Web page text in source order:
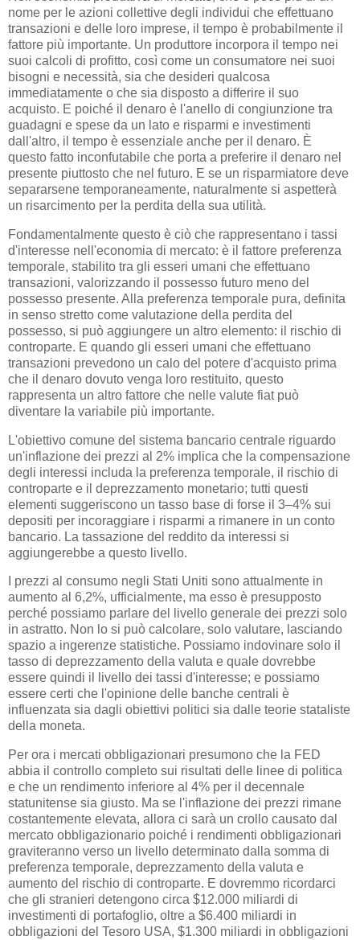
nome per le azioni collettive degli individui che effettuano
transazioni e delle loro imprese, il tempo è probabilmente il
fattore più importante. Un produttore incorpora il tempo nei
suoi calcoli di profitto, così come un consumatore nei suoi
bisogni e necessità, sia che desideri qualcosa
immediatamente o che sia disposto a differire il suo
acquisto. E poiché il denaro è l'anello di congiunzione tra
guadagni e spese da un lato e risparmi e investimenti
dall'altro, il tempo è essenziale anche per il denaro. È
questo fatto inconfutabile che porta a preferire il denaro nel
presente piuttosto che nel futuro. E se un risparmiatore deve
separarsene temporaneamente, naturalmente si aspetterà
un risarcimento per la perdita della sua utilità.
Fondamentalmente questo è ciò che rappresentano i tassi
d'interesse nell'economia di mercato: è il fattore preferenza
temporale, stabilito tra gli esseri umani che effettuano
transazioni, valorizzando il possesso futuro meno del
possesso presente. Alla preferenza temporale pura, definita
in senso stretto come valutazione della perdita del
possesso, si può aggiungere un altro elemento: il rischio di
controparte. E quando gli esseri umani che effettuano
transazioni prevedono un calo del potere d'acquisto prima
che il denaro dovuto venga loro restituito, questo
rappresenta un altro fattore che nelle valute fiat può
diventare la variabile più importante.
L'obiettivo comune del sistema bancario centrale riguardo
un'inflazione dei prezzi al 2% implica che la compensazione
degli interessi includa la preferenza temporale, il rischio di
controparte e il deprezzamento monetario; tutti questi
elementi suggeriscono un tasso base di forse il 3–4% sui
depositi per incoraggiare i risparmi a rimanere in un conto
bancario. La tassazione del reddito da interessi si
aggiungerebbe a questo livello.
I prezzi al consumo negli Stati Uniti sono attualmente in
aumento al 6,2%, ufficialmente, ma esso è presupposto
perché possiamo parlare del livello generale dei prezzi solo
in astratto. Non lo si può calcolare, solo valutare, lasciando
spazio a ingerenze statistiche. Possiamo indovinare solo il
tasso di deprezzamento della valuta e quale dovrebbe
essere quindi il livello dei tassi d'interesse; e possiamo
essere certi che l'opinione delle banche centrali è
influenzata sia dagli obiettivi politici sia dalle teorie stataliste
della moneta.
Per ora i mercati obbligazionari presumono che la FED
abbia il controllo completo sui risultati delle linee di politica
e che un rendimento inferiore al 4% per il decennale
statunitense sia giusto. Ma se l'inflazione dei prezzi rimane
costantemente elevata, allora ci sarà un crollo causato dal
mercato obbligazionario poiché i rendimenti obbligazionari
graviteranno verso un livello determinato dalla somma di
preferenza temporale, deprezzamento della valuta e
aumento del rischio di controparte. E dovremmo ricordarci
che gli stranieri detengono circa $12.000 miliardi di
investimenti di portafoglio, oltre a $6.400 miliardi in
obbligazioni del Tesoro USA, $1.300 miliardi in obbligazioni